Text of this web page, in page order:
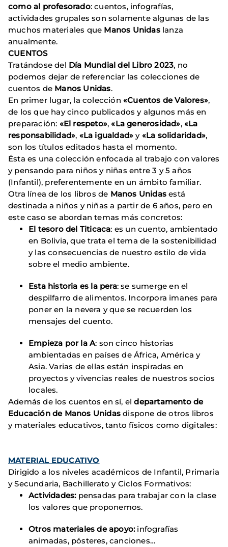
como al profesorado: cuentos, infografías,
actividades grupales son solamente algunas de las
muchos materiales que Manos Unidaslanza
anualmente.
CUENTOS
Tratándose del Día Mundial del Libro 2023, no
podemos dejar de referenciar las colecciones de
cuentos de Manos Unidas.
En primer lugar, la colección «Cuentos de Valores»,
de los que hay cinco publicados y algunos más en
preparación: «El respeto»,«La generosidad»,«La
responsabilidad», «La igualdad» y «La solidaridad»,
son los títulos editados hasta el momento.
Ésta es una colección enfocada al trabajo con valores
y pensando para niños y niñas entre 3 y 5 años
(Infantil), preferentemente en un ámbito familiar.
Otra línea de los libros de Manos Unidas está
destinada a niños y niñas a partir de 6 años, pero en
este caso se abordan temas más concretos:
El tesoro del Titicaca: es un cuento, ambientado
en Bolivia, que trata el tema de la sostenibilidad
y las consecuencias de nuestro estilo de vida
sobre el medio ambiente.
Esta historia es la pera: se sumerge en el
despilfarro de alimentos. Incorpora imanes para
poner en la nevera y que se recuerden los
mensajes del cuento.
Empieza por la A: son cinco historias
ambientadas en países de África, América y
Asia. Varias de ellas están inspiradas en
proyectos y vivencias reales de nuestros socios
locales.
Además de los cuentos en sí, eldepartamento de
Educación de Manos Unidas dispone de otros libros
y materiales educativos, tanto físicos como digitales:
MATERIAL EDUCATIVO
Dirigido a los niveles académicos de Infantil, Primaria
y Secundaria, Bachillerato y Ciclos Formativos:
Actividades: pensadas para trabajar con la clase
los valores que proponemos.
Otros materiales de apoyo: infografías
animadas, pósteres, canciones…